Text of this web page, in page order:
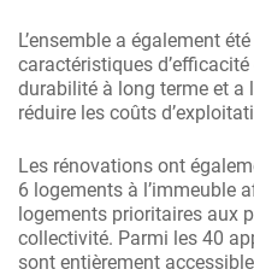
L’ensemble a également
caractéristiques
durabilité à long terme et a
réduire les coûts
Les rénovations ont
6 logements à l’immeuble
logements prioritaires aux
collectivité. Parmi les 40
sont entièrement